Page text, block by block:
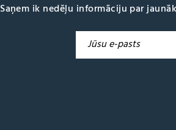
Saņem ik nedēļu informāciju par